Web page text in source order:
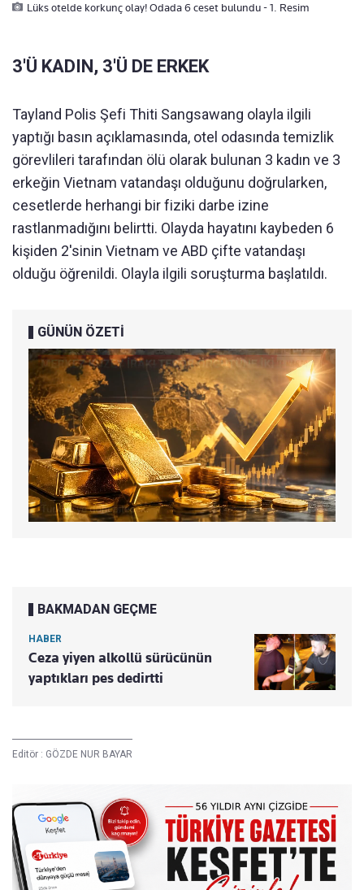
Lüks otelde korkunç olay! Odada 6 ceset bulundu - 1. Resim
3'Ü KADIN, 3'Ü DE ERKEK
Tayland Polis Şefi Thiti Sangsawang olayla ilgili
yaptığı basın açıklamasında, otel odasında temizlik
görevlileri tarafından ölü olarak bulunan 3 kadın ve 3
erkeğin Vietnam vatandaşı olduğunu doğrularken,
cesetlerde herhangi bir fiziki darbe izine
rastlanmadığını belirtti. Olayda hayatını kaybeden 6
kişiden 2'sinin Vietnam ve ABD çifte vatandaşı
olduğu öğrenildi. Olayla ilgili soruşturma başlatıldı.
GÜNÜN ÖZETİ
BAKMADAN GEÇME
HABER
Ceza yiyen alkollü sürücünün
yaptıkları pes dedirtti
Editör : GÖZDE NUR BAYAR